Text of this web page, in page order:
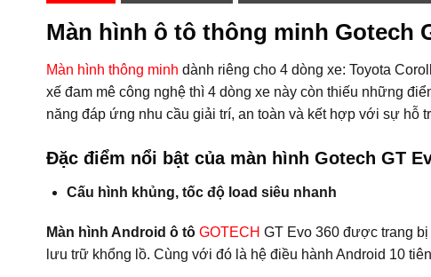
Màn hình ô tô thông minh Gotech
Màn hình thông minh dành riêng cho 4 dòng xe: Toyota
xế đam mê công nghệ thì 4 dòng xe này còn thiếu những
năng đáp ứng nhu cầu giải trí, an toàn và kết hợp với sự hỗ
Đặc điểm nổi bật của màn hình Gotech GT
Cấu hình khủng, tốc độ load siêu nhanh
Màn hình Android ô tô GOTECH GT Evo 360 được trang
lưu trữ khổng lồ. Cùng với đó là hệ điều hành Android 10